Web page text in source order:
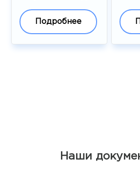
Подробнее
Наши